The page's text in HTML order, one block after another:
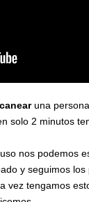
una
solo 2 minutos
nos podemos
y seguimos
vez tengamos